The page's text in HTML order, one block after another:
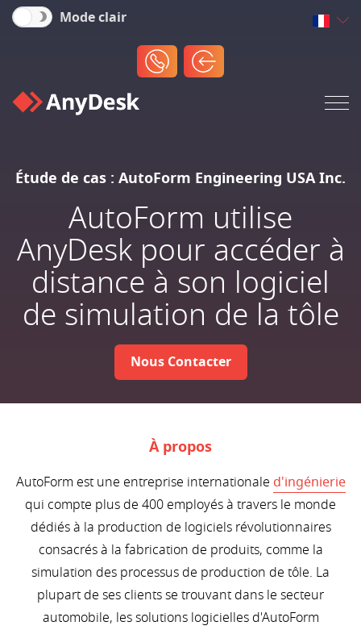
Mode clair
Étude de cas : AutoForm Engineering USA Inc.
AutoForm utilise
AnyDesk pour accéder à
distance à son logiciel
de simulation de la tôle
Nous Contacter
À propos
AutoForm est une entreprise internationale d'ingénierie
qui compte plus de 400 employés à travers le monde
dédiés à la production de logiciels révolutionnaires
consacrés à la fabrication de produits, comme la
simulation des processus de production de tôle. La
plupart de ses clients se trouvant dans le secteur
automobile, les solutions logicielles d'AutoForm